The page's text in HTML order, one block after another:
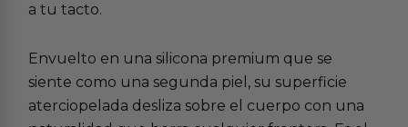
a tu tacto.
Envuelto en una silicona premium que se
siente como una segunda piel, su superficie
aterciopelada desliza sobre el cuerpo con una